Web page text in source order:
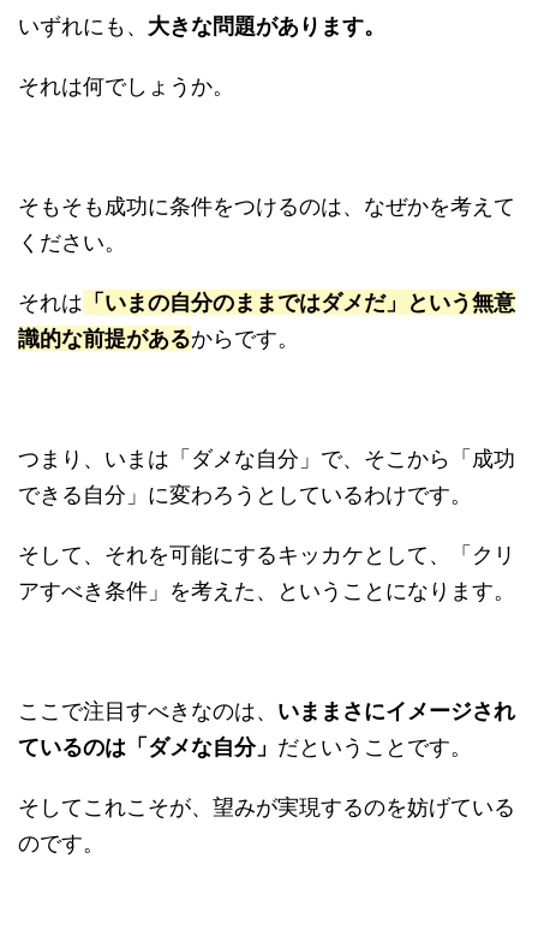
いずれにも、 大きな問題があります。
それは何でしょうか。
そもそも成功に条件をつけるのは、なぜかを考えて
ください。
それは 「いまの自分のままではダメだ」という無意
識的な前提があるからです。
つまり、いまは「ダメな自分」で、そこから「成功
できる自分」に変わろうとしているわけです。
そして、それを可能にするキッカケとして、「クリ
アすべき条件」を考えた、ということになります。
ここで注目すべきなのは、 いままさにイメージされ
ているのは「ダメな自分」 だということです。
そしてこれこそが、望みが実現するのを妨げている
のです。